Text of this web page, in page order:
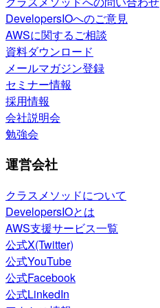
DevelopersIOへのご意見
AWSに関するご相談
資料ダウンロード
メールマガジン登録
セミナー情報
採用情報
会社説明会
勉強会
運営会社
クラスメソッドについて
DevelopersIOとは
AWS支援サービス一覧
公式X(Twitter)
公式YouTube
公式Facebook
公式LinkedIn